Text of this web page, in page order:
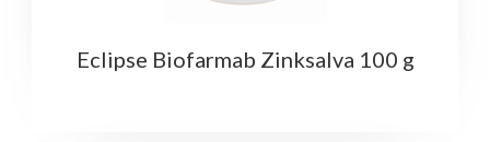
Eclipse Biofarmab Zinksalva 100 g